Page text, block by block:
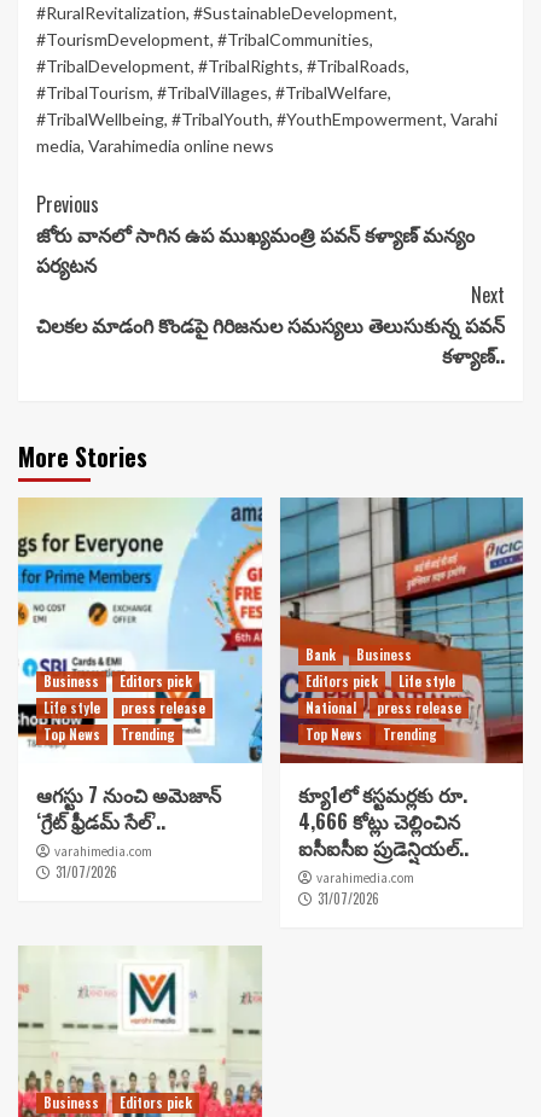
#RuralRevitalization, #SustainableDevelopment,
#TourismDevelopment, #TribalCommunities,
#TribalDevelopment, #TribalRights, #TribalRoads,
#TribalTourism, #TribalVillages, #TribalWelfare,
#TribalWellbeing, #TribalYouth, #YouthEmpowerment, Varahi
media, Varahimedia online news
Continue
Reading
Previous
జోరు వానలో సాగిన ఉప ముఖ్యమంత్రి పవన్ కళ్యాణ్ మన్యం
పర్యటన
Next
చిలకల మాడంగి కొండపై గిరిజనుల సమస్యలు తెలుసుకున్న పవన్
కళ్యాణ్..
More Stories
Business
Editors pick
Life style
press release
Top News
Trending
ఆగస్టు 7 నుంచి అమెజాన్
‘గ్రేట్ ఫ్రీడమ్ సేల్’..
varahimedia.com
31/07/2026
Bank
Business
Editors pick
Life style
National
press release
Top News
Trending
క్యూ1లో కస్టమర్లకు రూ.
4,666 కోట్లు చెల్లించిన
ఐసీఐసీఐ ప్రుడెన్షియల్..
varahimedia.com
31/07/2026
Business
Editors pick